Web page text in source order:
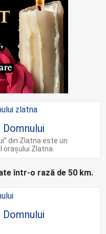
din Zlatna este un
Zlatna.
într-o rază de 50 km.